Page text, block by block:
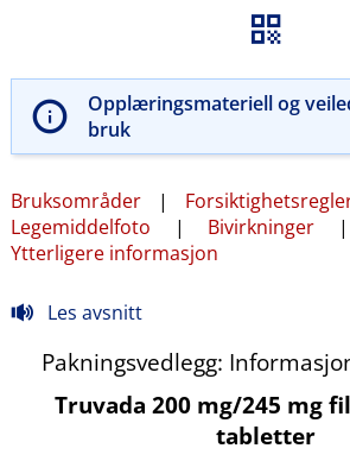
Opplæringsmateriell og
bruk
Bruksområder |
Legemiddelfoto | Bivirkninger
Ytterligere informasjon
Les avsnitt
Pakningsvedlegg:
Truvada 200 mg/245 mg
tabletter